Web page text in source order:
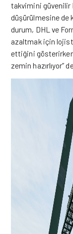
takvimini güvenilir
düşürülmesine de
durum, DHL ve
azaltmak için
ettiğini
zemin hazırlıyor”